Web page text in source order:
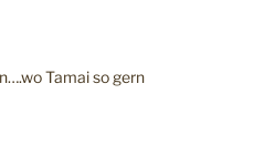
Tamai so gern